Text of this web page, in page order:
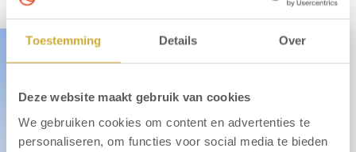
Toestemming Details Over
Deze website maakt gebruik van cookies
We gebruiken cookies om content en advertenties te
personaliseren, om functies voor social media te bieden